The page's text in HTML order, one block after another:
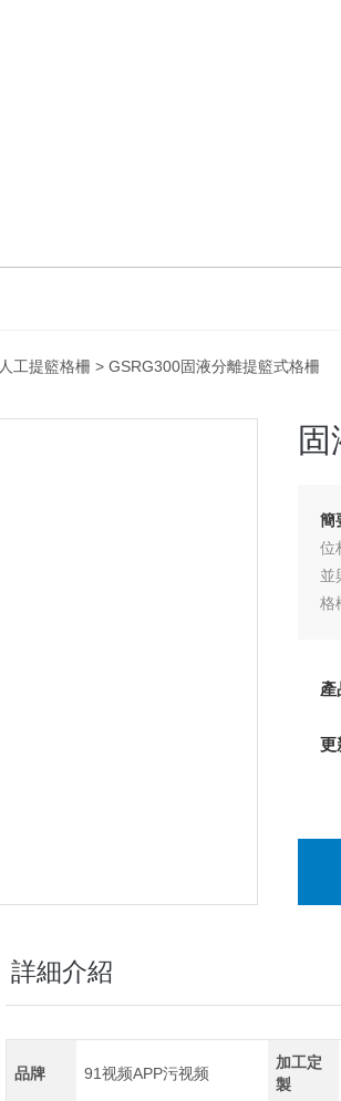
人工提籃格柵 > GSRG300固液分離提籃式格柵
簡
位
並
格
產
更
詳細介紹
品牌 91视频APP污视频
加工定
製